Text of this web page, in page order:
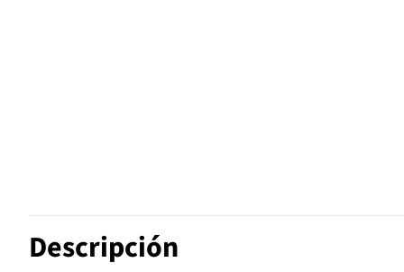
Descripción